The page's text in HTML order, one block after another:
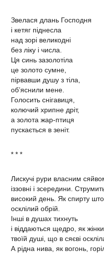
Звелася длань Господня
і кетяг піднесла
над зорі великодні
без ліку і числа.
Ця синь зазолотіла
це золото сумне,
пірвавши душу з тіла,
об’яснили мене.
Голосить снігавиця,
колючий хрипне дріт,
а золота жар-птиця
пускається в зеніт.
* * *
Лискучі рури власним
іззовні і зсередини.
високий день. Як спирту
осклілий обрій.
Інші в душах тихнуть
і віддаються щедро, як жінки,
твоїй душі, що в сяєві
А рідна нива, як вогонь,